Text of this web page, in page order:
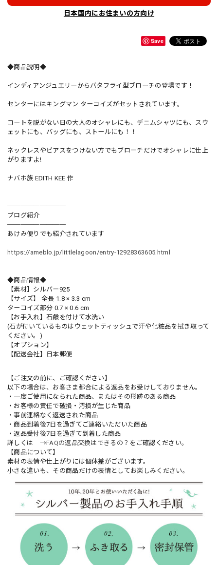
日本国内にお住まいの方向け
Save
◆商品説明◆
インディアンジュエリーからバタフライ型ブローチの登場です！
センターにはキングマン ターコイズがセットされています。
コートを脱がない日の大人のオシャレにも、デニムシャツにも、スウ
ェットにも、バッグにも、ストールにも！！
ネックレスやピアスをつけない方でもブローチだけでオシャレに仕上
がりますよ!
ナバホ族 EDITH KEE 作
─────────
ブログ紹介
─────────
あけみ便りでも紹介されています
https://ameblo.jp/littlelagoon/entry-12928363605.html
◆商品情報◆
【素材】シルバー925
【サイズ】 全長 1.8 × 3.3 cm
ターコイズ部分 0.7 × 0.6 cm
【お手入れ】石鹸を付けて水洗い
(石が付いているものはウェットティッシュで汗や化粧品を拭き取って
ください。)
【オプション】
【配送会社】日本郵便
【ご注文の前に、ご確認ください】
以下の場合は、お客さま都合による返品をお受けしておりません。
・一度ご使用になられた商品、またはその形跡のある商品
・お客様の責任で破損・汚損が生じた商品
・事前連絡なく返送された商品
・商品到着後7日を過ぎてご連絡いただいた商品
・返品受付後7日を過ぎて到着した商品
詳しくは →FAQの返品交換はできるの？ をご確認ください。
【商品について】
素材の表情や仕上がりには個体差がございます。
小さな違いも、その商品だけの表情としてお楽しみください。